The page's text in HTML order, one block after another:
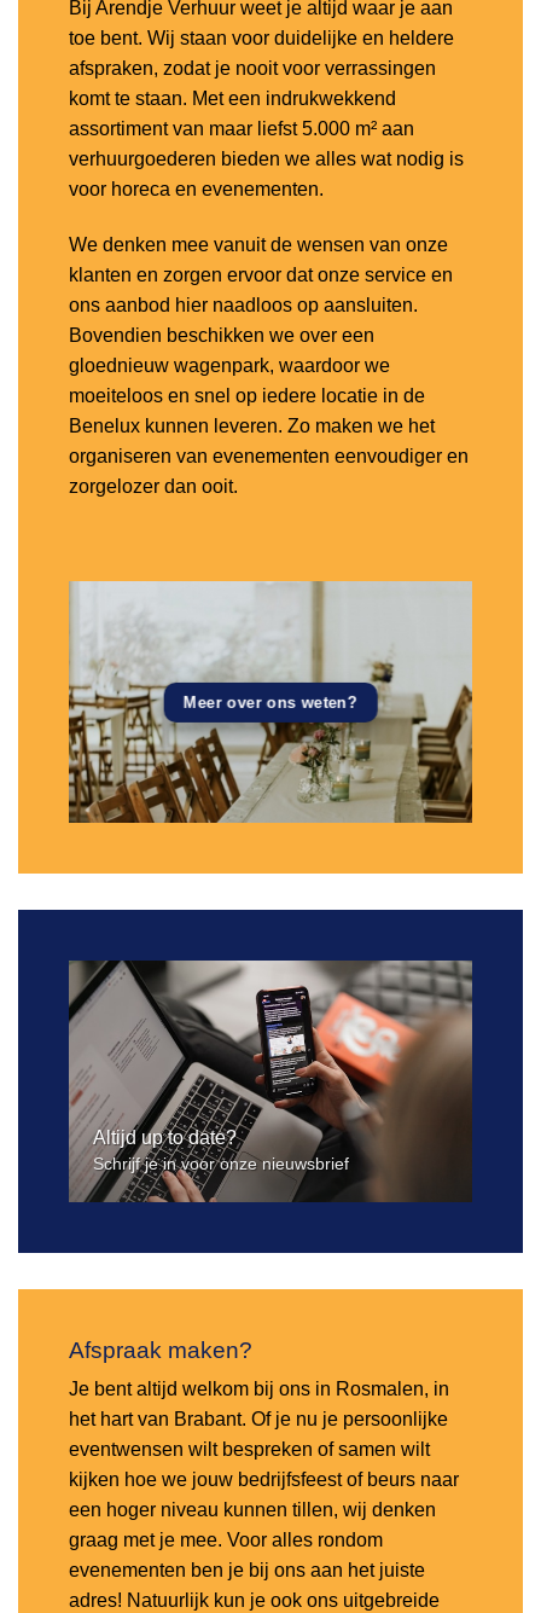
Bij Arendje Verhuur weet je altijd waar je aan
toe bent. Wij staan voor duidelijke en heldere
afspraken, zodat je nooit voor verrassingen
komt te staan. Met een indrukwekkend
assortiment van maar liefst 5.000 m² aan
verhuurgoederen bieden we alles wat nodig is
voor horeca en evenementen.
We denken mee vanuit de wensen van onze
klanten en zorgen ervoor dat onze service en
ons aanbod hier naadloos op aansluiten.
Bovendien beschikken we over een
gloednieuw wagenpark, waardoor we
moeiteloos en snel op iedere locatie in de
Benelux kunnen leveren. Zo maken we het
organiseren van evenementen eenvoudiger en
zorgelozer dan ooit.
Meer over ons weten?
Altijd up to date?
Schrijf je in voor onze nieuwsbrief
Afspraak maken?
Je bent altijd welkom bij ons in Rosmalen, in
het hart van Brabant. Of je nu je persoonlijke
eventwensen wilt bespreken of samen wilt
kijken hoe we jouw bedrijfsfeest of beurs naar
een hoger niveau kunnen tillen, wij denken
graag met je mee. Voor alles rondom
evenementen ben je bij ons aan het juiste
adres! Natuurlijk kun je ook ons uitgebreide